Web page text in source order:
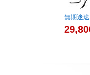
無期迷